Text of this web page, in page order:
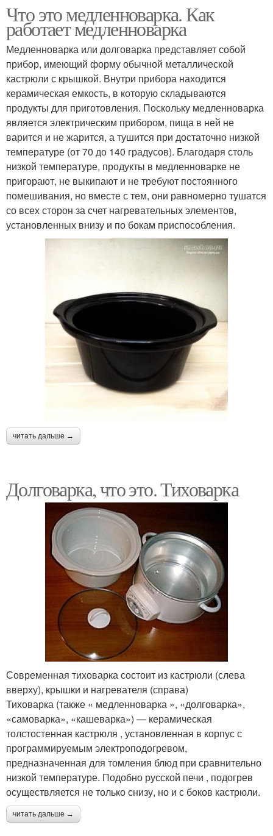
Что это медленноварка. Как
работает медленноварка
Медленноварка или долговарка представляет собой
прибор, имеющий форму обычной металлической
кастрюли с крышкой. Внутри прибора находится
керамическая емкость, в которую складываются
продукты для приготовления. Поскольку медленноварка
является электрическим прибором, пища в ней не
варится и не жарится, а тушится при достаточно низкой
температуре (от 70 до 140 градусов). Благодаря столь
низкой температуре, продукты в медленноварке не
пригорают, не выкипают и не требуют постоянного
помешивания, но вместе с тем, они равномерно тушатся
со всех сторон за счет нагревательных элементов,
установленных внизу и по бокам приспособления.
читать дальше →
Долговарка, что это. Тиховарка
Современная тиховарка состоит из кастрюли (слева
вверху), крышки и нагревателя (справа)
Тиховарка (также « медленноварка », «долговарка»,
«самоварка», «кашеварка») — керамическая
толстостенная кастрюля , установленная в корпус с
программируемым электроподогревом,
предназначенная для томления блюд при сравнительно
низкой температуре. Подобно русской печи , подогрев
осуществляется не только снизу, но и с боков кастрюли.
читать дальше →